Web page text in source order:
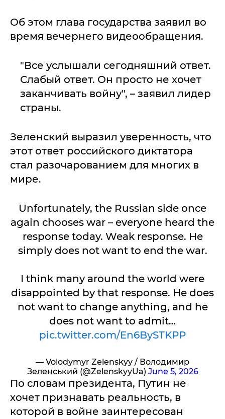
Об этом глава государства заявил во
время вечернего видеообращения.
"Все услышали сегодняшний ответ.
Слабый ответ. Он просто не хочет
заканчивать войну", – заявил лидер
страны.
Зеленский выразил уверенность, что
этот ответ российского диктатора
стал разочарованием для многих в
мире.
Unfortunately, the Russian side once
again chooses war – everyone heard the
response today. Weak response. He
simply does not want to end the war.
I think many around the world were
disappointed by that response. He does
not want to change anything, and he
does not want to admit…
pic.twitter.com/En6BySTKPP
— Volodymyr Zelenskyy / Володимир
Зеленський (@ZelenskyyUa) June 5, 2026
По словам президента, Путин не
хочет признавать реальность, в
которой в войне заинтересован